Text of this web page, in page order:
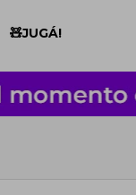
🧸JUGÁ!